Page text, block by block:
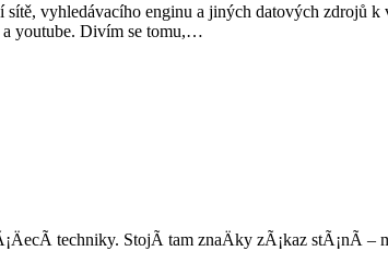
vyhledávacího enginu a jiných datových zdrojů
a youtube. Divím se tomu,…
techniky. StojÃ­ tam znaÄky zÃ¡kaz